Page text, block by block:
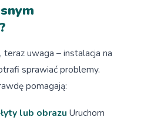
teraz uwaga – instalacja na
sprawiać problemy.
pomagają:
lub obrazu Uruchom